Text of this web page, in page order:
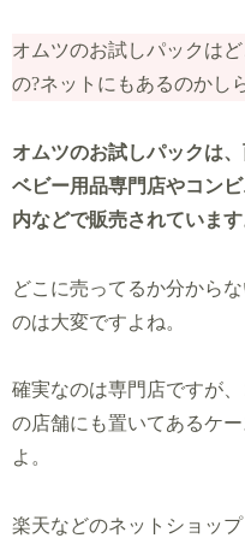
オムツのお試しパックは
の?ネットにもあるのかし
オムツのお試しパックは
ベビー用品専門店やコン
内などで販売されています
どこに売ってるか分から
のは大変ですよね。
確実なのは専門店ですが
の店舗にも置いてあるケ
よ。
楽天などのネットショップ